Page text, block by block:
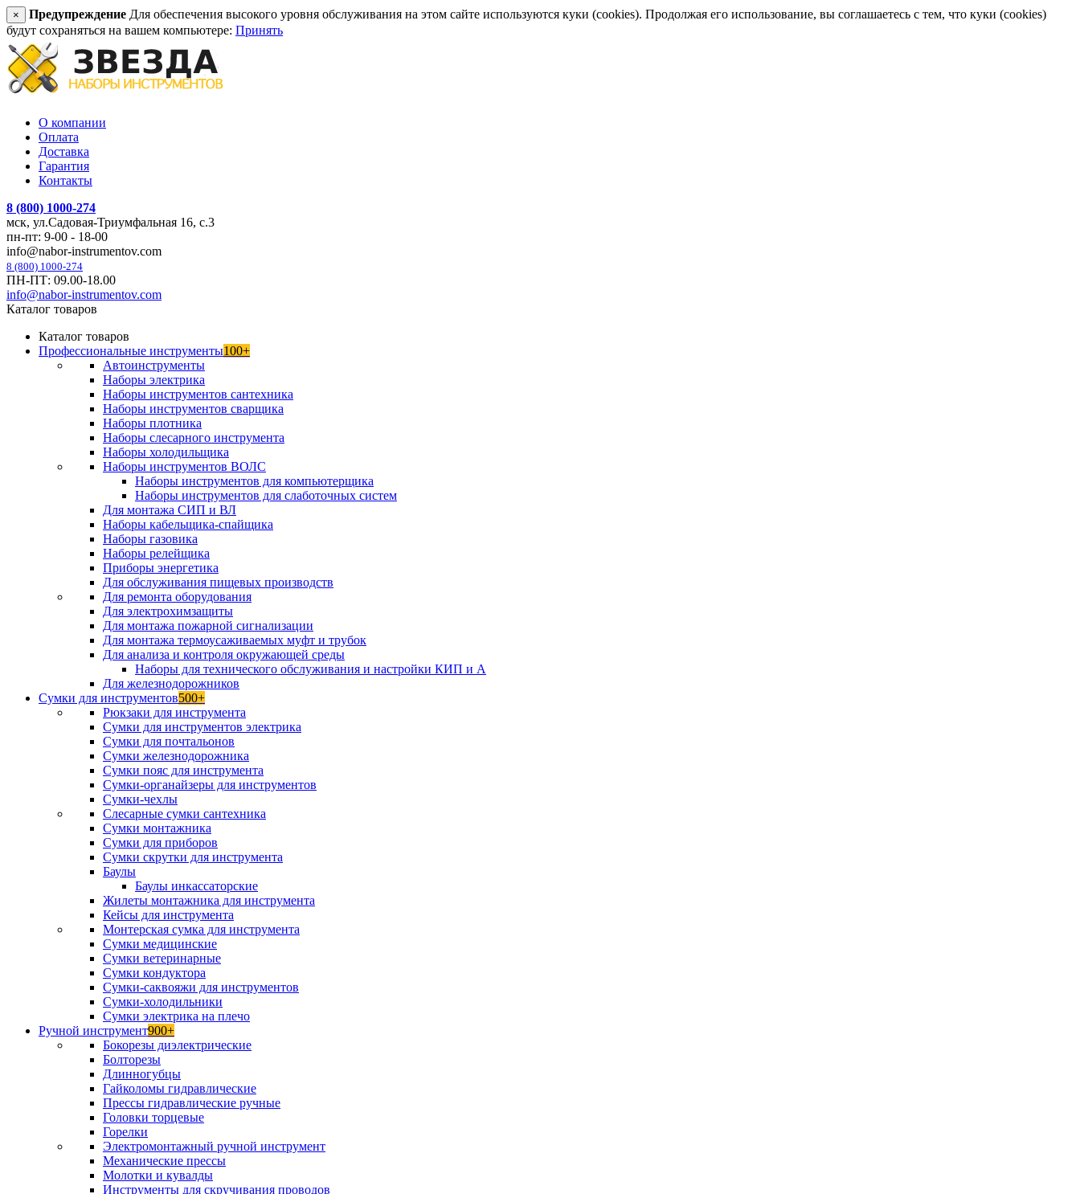
× Предупреждение Для обеспечения высокого уровня обслуживания на этом сайте используются куки (cookies). Продолжая его использование, вы соглашаетесь с тем, что куки (cookies)
будут сохраняться на вашем компьютере: Принять
О компании
Оплата
Доставка
Гарантия
Контакты
8 (800) 1000-274
мск, ул.Садовая-Триумфальная 16, с.3
пн-пт: 9-00 - 18-00
info@nabor-instrumentov.com
8 (800) 1000-274
ПН-ПТ: 09.00-18.00
info@nabor-instrumentov.com
Каталог товаров
Каталог товаров
Профессиональные инструменты100+
Автоинструменты
Наборы электрика
Наборы инструментов сантехника
Наборы инструментов сварщика
Наборы плотника
Наборы слесарного инструмента
Наборы холодильщика
Наборы инструментов ВОЛС
Наборы инструментов для компьютерщика
Наборы инструментов для слаботочных систем
Для монтажа СИП и ВЛ
Наборы кабельщика-спайщика
Наборы газовика
Наборы релейщика
Приборы энергетика
Для обслуживания пищевых производств
Для ремонта оборудования
Для электрохимзащиты
Для монтажа пожарной сигнализации
Для монтажа термоусаживаемых муфт и трубок
Для анализа и контроля окружающей среды
Наборы для технического обслуживания и настройки КИП и А
Для железнодорожников
Сумки для инструментов500+
Рюкзаки для инструмента
Сумки для инструментов электрика
Сумки для почтальонов
Сумки железнодорожника
Сумки пояс для инструмента
Сумки-органайзеры для инструментов
Сумки-чехлы
Слесарные сумки сантехника
Сумки монтажника
Сумки для приборов
Сумки скрутки для инструмента
Баулы
Баулы инкассаторские
Жилеты монтажника для инструмента
Кейсы для инструмента
Монтерская сумка для инструмента
Сумки медицинские
Сумки ветеринарные
Сумки кондуктора
Сумки-саквояжи для инструментов
Сумки-холодильники
Сумки электрика на плечо
Ручной инструмент900+
Бокорезы диэлектрические
Болторезы
Длинногубцы
Гайколомы гидравлические
Прессы гидравлические ручные
Головки торцевые
Горелки
Электромонтажный ручной инструмент
Механические прессы
Молотки и кувалды
Инструменты для скручивания проводов